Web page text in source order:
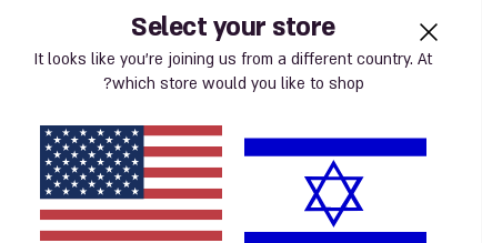
Select your store
It looks like you’re joining us from a different country. At
which store would you like to shop?